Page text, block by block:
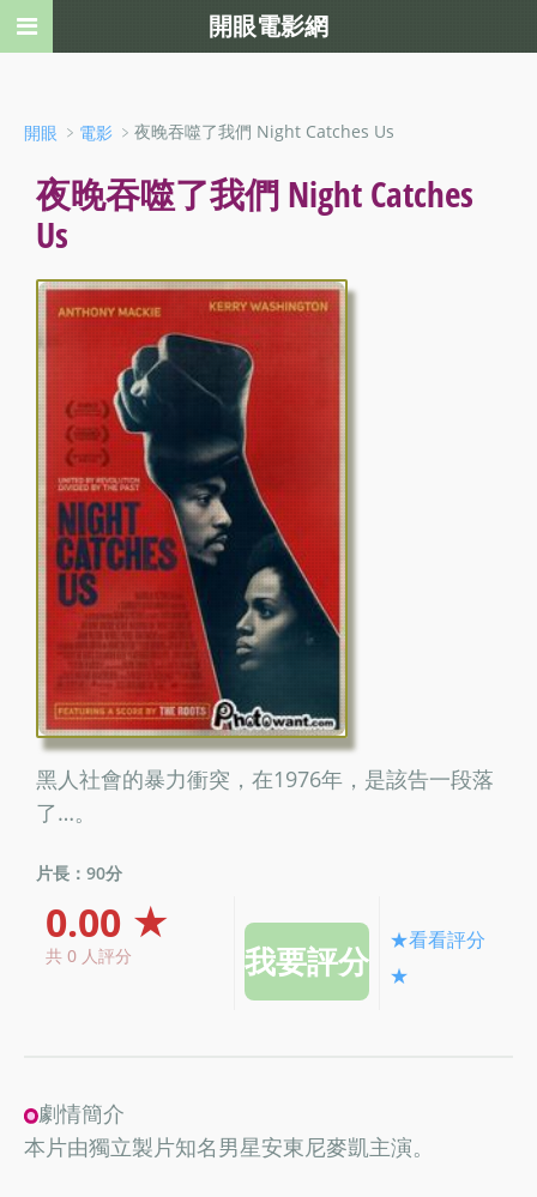
開眼 ﹥ 電影 ﹥夜晚吞噬了我們 Night Catches Us
夜晚吞噬了我們 Night Catches
Us
黑人社會的暴力衝突，在1976年，是該告一段落
了…。
片長：90分
0.00 ★
共 0 人評分
★看看評分
★
劇情簡介
本片由獨立製片知名男星安東尼麥凱主演。
開眼電影網